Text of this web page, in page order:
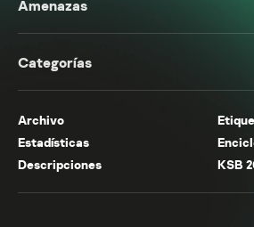
Amenazas
Categorías
Archivo
Estadísticas
Descripciones
KSB